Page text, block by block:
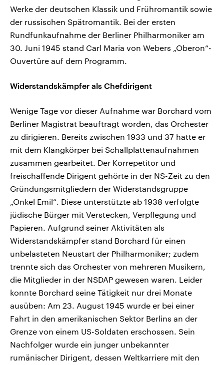
Werke der deutschen Klassik und Frühromantik sowie
der russischen Spätromantik. Bei der ersten
Rundfunkaufnahme der Berliner Philharmoniker am
30. Juni 1945 stand Carl Maria von Webers „Oberon“-
Ouvertüre auf dem Programm.
Widerstandskämpfer als Chefdirigent
Wenige Tage vor dieser Aufnahme war Borchard vom
Berliner Magistrat beauftragt worden, das Orchester
zu dirigieren. Bereits zwischen 1933 und 37 hatte er
mit dem Klangkörper bei Schallplattenaufnahmen
zusammen gearbeitet. Der Korrepetitor und
freischaffende Dirigent gehörte in der NS-Zeit zu den
Gründungsmitgliedern der Widerstandsgruppe
„Onkel Emil“. Diese unterstützte ab 1938 verfolgte
jüdische Bürger mit Verstecken, Verpflegung und
Papieren. Aufgrund seiner Aktivitäten als
Widerstandskämpfer stand Borchard für einen
unbelasteten Neustart der Philharmoniker; zudem
trennte sich das Orchester von mehreren Musikern,
die Mitglieder in der NSDAP gewesen waren. Leider
konnte Borchard seine Tätigkeit nur drei Monate
ausüben: Am 23. August 1945 wurde er bei einer
Fahrt in den amerikanischen Sektor Berlins an der
Grenze von einem US-Soldaten erschossen. Sein
Nachfolger wurde ein junger unbekannter
rumänischer Dirigent, dessen Weltkarriere mit den